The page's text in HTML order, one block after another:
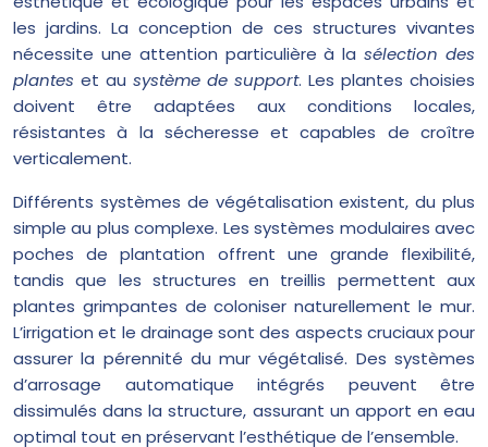
les jardins. La conception de ces structures vivantes
nécessite une attention particulière à lasélection des
plantes et au système de support. Les plantes choisies
doivent être adaptées aux conditions locales,
résistantes à la sécheresse et capables de croître
verticalement.
Différents systèmes de végétalisation existent, du plus
simple au plus complexe. Les systèmes modulaires avec
poches de plantation offrent une grande flexibilité,
tandis que les structures en treillis permettent aux
plantes grimpantes de coloniser naturellement le mur.
L’irrigation et le drainage sont des aspects cruciaux pour
assurer la pérennité du mur végétalisé. Des systèmes
d’arrosage automatique intégrés peuvent être
dissimulés dans la structure, assurant un apport en eau
optimal tout en préservant l’esthétique de l’ensemble.